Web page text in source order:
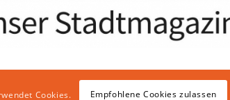
Cookies. Empfohlene Cookies zulassen